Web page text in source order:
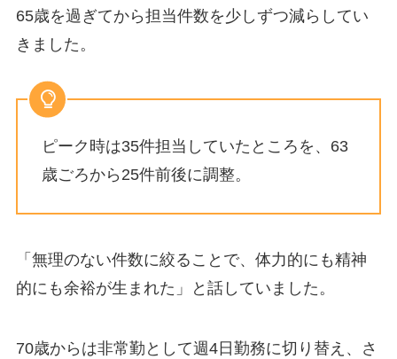
65歳を過ぎてから担当件数を少しずつ減らしてい
きました。
ピーク時は35件担当していたところを、63
歳ごろから25件前後に調整。
「無理のない件数に絞ることで、体力的にも精神
的にも余裕が生まれた」と話していました。
70歳からは非常勤として週4日勤務に切り替え、さ